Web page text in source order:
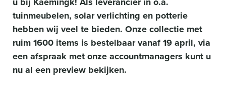
tuinmeubelen, solar verlichting en potterie
hebben wij veel te bieden. Onze collectie met
ruim 1600 items is bestelbaar vanaf 19 april, via
een afspraak met onze accountmanagers kunt u
nu al een preview bekijken.